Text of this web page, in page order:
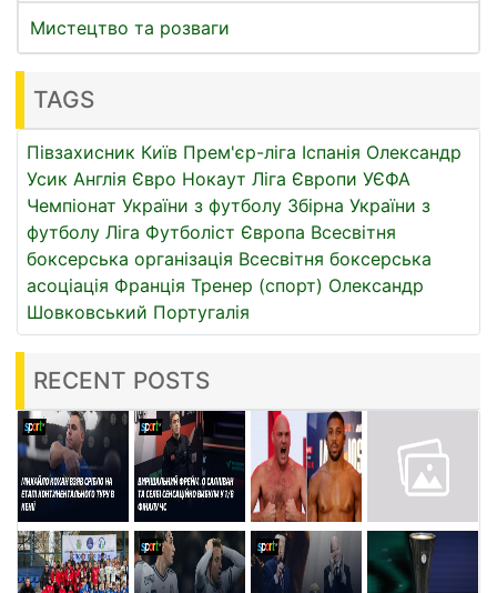
Мистецтво та розваги
TAGS
Півзахисник Київ Прем'єр-ліга Іспанія Олександр
Усик Англія Євро Нокаут Ліга Європи УЄФА
Чемпіонат України з футболу Збірна України з
футболу Ліга Футболіст Європа Всесвітня
боксерська організація Всесвітня боксерська
асоціація Франція Тренер (спорт) Олександр
Шовковський Португалія
RECENT POSTS